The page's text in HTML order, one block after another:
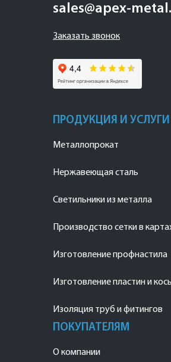
sales@apex-
Заказать звонок
ПРОДУКЦИЯ И УСЛУГИ
Металлопрокат
Нержавеющая сталь
Светильники из металла
Производство сетки в
Изготовление профнастила
Изготовление пластин и
Изоляция труб и фитингов
ПОКУПАТЕЛЯМ
О компании